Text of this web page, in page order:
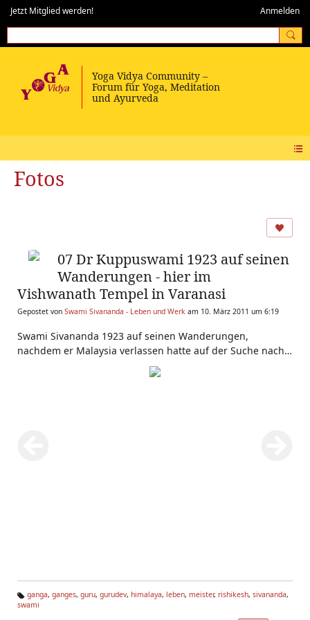
Jetzt Mitglied werden! Anmelden
Fotos
07 Dr Kuppuswami 1923 auf seinen
Wanderungen - hier im
Vishwanath Tempel in Varanasi
Gepostet von Swami Sivananda - Leben und Werk am 10. März 2011 um 6:19
Swami Sivananda 1923 auf seinen Wanderungen,
nachdem er Malaysia verlassen hatte auf der Suche nach
der Wahrheit. Hier ist er im Vishwanath Tempel in
-Heiligtum. Dies ist die siebte Szene
Ta
ganga, ganges, guru, gurudev, himalaya, leben, meister, rishikesh, sivananda,
swami